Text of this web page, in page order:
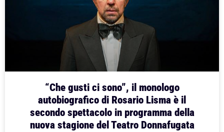
“Che gusti ci sono”, il monologo
autobiografico di Rosario Lisma è il
secondo spettacolo in programma della
nuova stagione del Teatro Donnafugata